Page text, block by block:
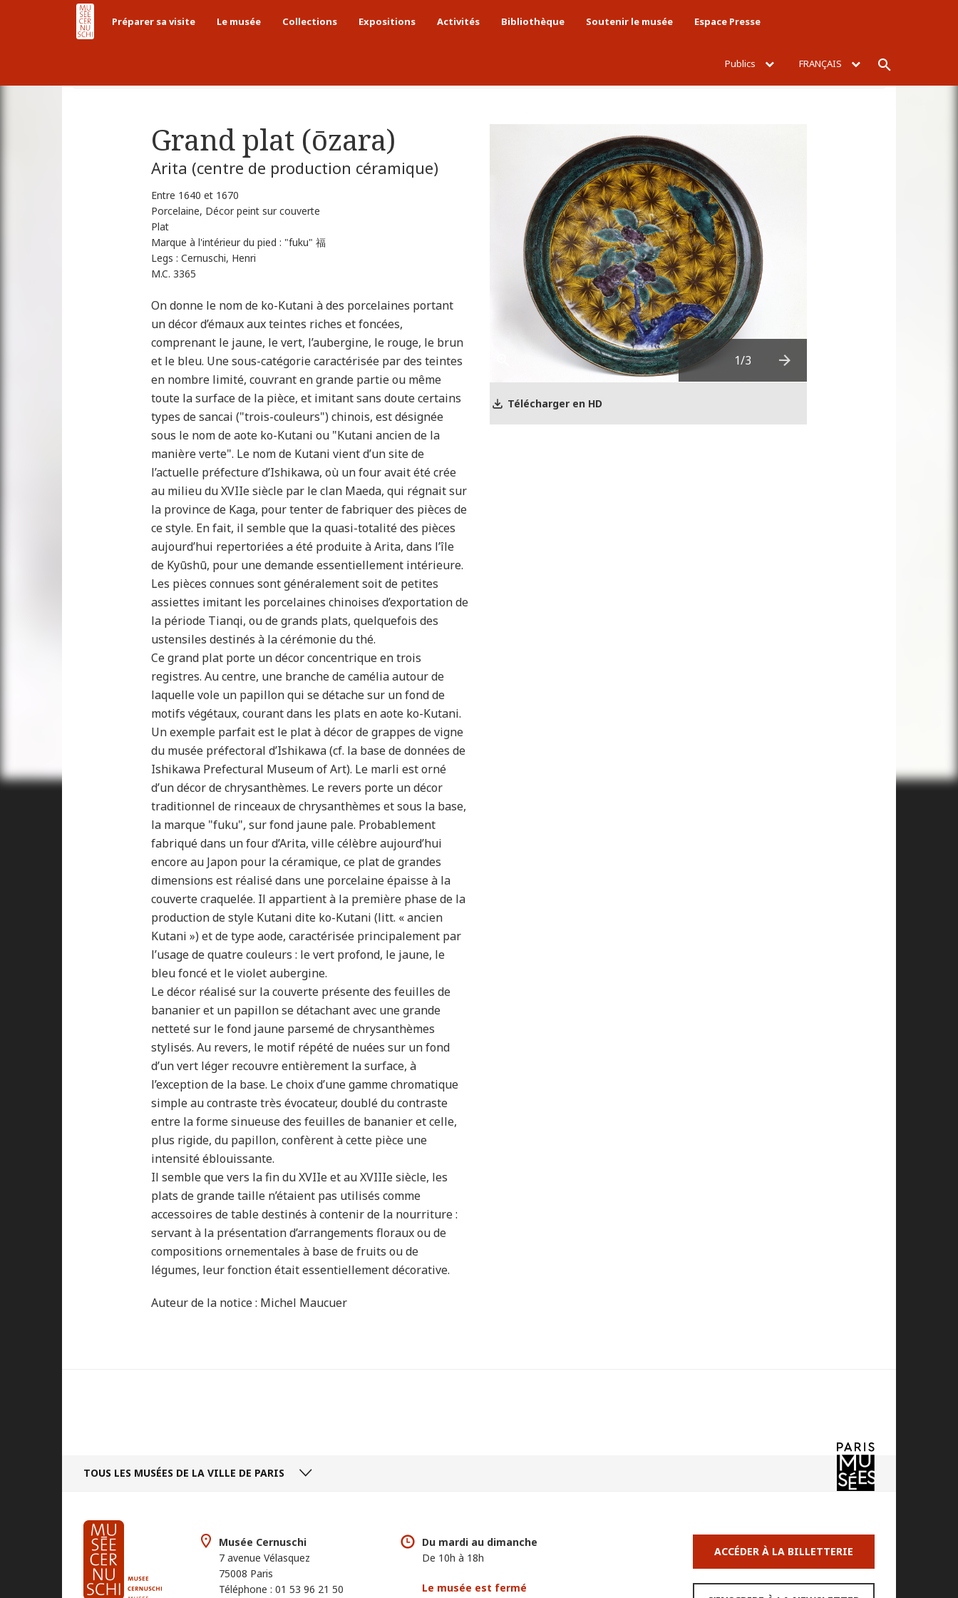
Préparer sa visite Le musée Collections Expositions Activités Bibliothèque Soutenir le musée Espace Presse
Publics FRANÇAIS Rechercher
Grand plat (ōzara)
Arita (centre de production céramique)
Entre 1640 et 1670
Porcelaine, Décor peint sur couverte
Plat
Marque à l'intérieur du pied : "fuku" 福
Legs : Cernuschi, Henri
M.C. 3365
On donne le nom de ko-Kutani à des porcelaines portant
un décor d’émaux aux teintes riches et foncées,
comprenant le jaune, le vert, l’aubergine, le rouge, le brun
et le bleu. Une sous-catégorie caractérisée par des teintes
en nombre limité, couvrant en grande partie ou même
toute la surface de la pièce, et imitant sans doute certains
types de sancai ("trois-couleurs") chinois, est désignée
sous le nom de aote ko-Kutani ou "Kutani ancien de la
manière verte". Le nom de Kutani vient d’un site de
l’actuelle préfecture d’Ishikawa, où un four avait été crée
au milieu du XVIIe siècle par le clan Maeda, qui régnait sur
la province de Kaga, pour tenter de fabriquer des pièces de
ce style. En fait, il semble que la quasi-totalité des pièces
aujourd’hui repertoriées a été produite à Arita, dans l’île
de Kyūshū, pour une demande essentiellement intérieure.
Les pièces connues sont généralement soit de petites
assiettes imitant les porcelaines chinoises d’exportation de
la période Tianqi, ou de grands plats, quelquefois des
ustensiles destinés à la cérémonie du thé.
Ce grand plat porte un décor concentrique en trois
registres. Au centre, une branche de camélia autour de
laquelle vole un papillon qui se détache sur un fond de
motifs végétaux, courant dans les plats en aote ko-Kutani.
Un exemple parfait est le plat à décor de grappes de vigne
du musée préfectoral d’Ishikawa (cf. la base de données de
Ishikawa Prefectural Museum of Art). Le marli est orné
d’un décor de chrysanthèmes. Le revers porte un décor
traditionnel de rinceaux de chrysanthèmes et sous la base,
la marque "fuku", sur fond jaune pale. Probablement
fabriqué dans un four d’Arita, ville célèbre aujourd’hui
encore au Japon pour la céramique, ce plat de grandes
dimensions est réalisé dans une porcelaine épaisse à la
couverte craquelée. Il appartient à la première phase de la
production de style Kutani dite ko-Kutani (litt. « ancien
Kutani ») et de type aode, caractérisée principalement par
l’usage de quatre couleurs : le vert profond, le jaune, le
bleu foncé et le violet aubergine.
Le décor réalisé sur la couverte présente des feuilles de
bananier et un papillon se détachant avec une grande
netteté sur le fond jaune parsemé de chrysanthèmes
stylisés. Au revers, le motif répété de nuées sur un fond
d’un vert léger recouvre entièrement la surface, à
l’exception de la base. Le choix d’une gamme chromatique
simple au contraste très évocateur, doublé du contraste
entre la forme sinueuse des feuilles de bananier et celle,
plus rigide, du papillon, confèrent à cette pièce une
intensité éblouissante.
Il semble que vers la fin du XVIIe et au XVIIIe siècle, les
plats de grande taille n’étaient pas utilisés comme
accessoires de table destinés à contenir de la nourriture :
servant à la présentation d’arrangements floraux ou de
compositions ornementales à base de fruits ou de
légumes, leur fonction était essentiellement décorative.
Auteur de la notice : Michel Maucuer
Télécharger en HD
1/3
Next
TOUS LES MUSÉES DE LA VILLE DE PARIS
Musée Cernuschi
7 avenue Vélasquez
75008 Paris
Téléphone : 01 53 96 21 50
Du mardi au dimanche
De 10h à 18h
Le musée est fermé
ACCÉDER À LA BILLETTERIE